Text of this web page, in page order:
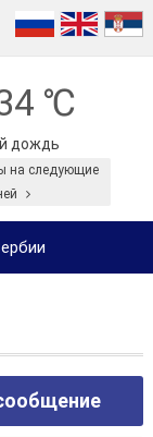
℃
дождь
на следующие